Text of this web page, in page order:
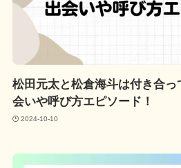
松田元太と松倉海斗は付き合っ
会いや呼び方エピソード！
2024-10-10